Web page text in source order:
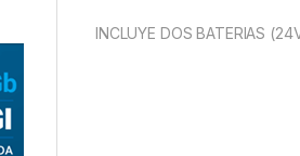
INCLUYE DOS BATERIAS